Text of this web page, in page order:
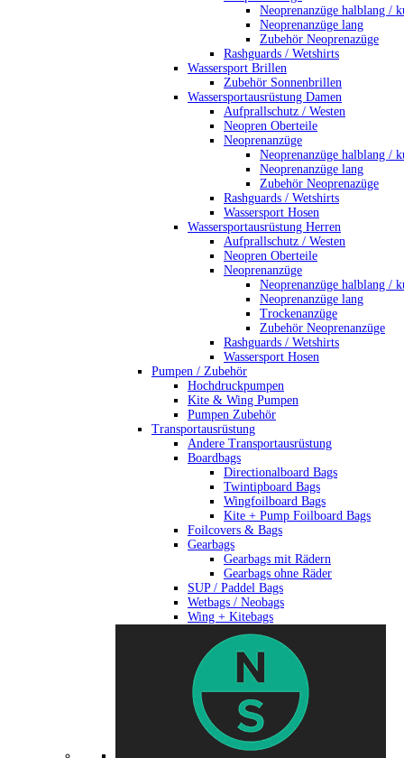
Neoprenanzüge halblang /
Neoprenanzüge lang
Zubehör Neoprenazüge
Rashguards / Wetshirts
Wassersport Brillen
Zubehör Sonnenbrillen
Wassersportausrüstung Damen
Aufprallschutz / Westen
Neopren Oberteile
Neoprenanzüge
Neoprenanzüge halblang /
Neoprenanzüge lang
Zubehör Neoprenazüge
Rashguards / Wetshirts
Wassersport Hosen
Wassersportausrüstung Herren
Aufprallschutz / Westen
Neopren Oberteile
Neoprenanzüge
Neoprenanzüge halblang /
Neoprenanzüge lang
Trockenanzüge
Zubehör Neoprenanzüge
Rashguards / Wetshirts
Wassersport Hosen
Pumpen / Zubehör
Hochdruckpumpen
Kite & Wing Pumpen
Pumpen Zubehör
Transportausrüstung
Andere Transportausrüstung
Boardbags
Directionalboard Bags
Twintipboard Bags
Wingfoilboard Bags
Kite + Pump Foilboard Bags
Foilcovers & Bags
Gearbags
Gearbags mit Rädern
Gearbags ohne Räder
SUP / Paddel Bags
Wetbags / Neobags
Wing + Kitebags